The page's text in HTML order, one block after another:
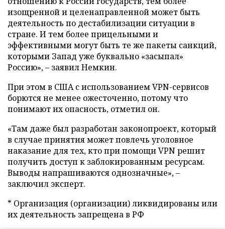
изощренной и целенаправленной может быть
деятельность по дестабилизации ситуации в
стране. И тем более прицельными и
эффективными могут быть те же пакеты санкций,
которыми Запад уже буквально «засыпал»
Россию», – заявил Немкин.
При этом в США с использованием VPN-сервисов
борются не менее ожесточенно, потому что
понимают их опасность, отметил он.
«Там даже был разработан законопроект, который
в случае принятия может повлечь уголовное
наказание для тех, кто при помощи VPN решит
получить доступ к заблокированным ресурсам.
Выводы напрашиваются однозначные», –
заключил эксперт.
* Организация (организации) ликвидированы или
их деятельность запрещена в РФ